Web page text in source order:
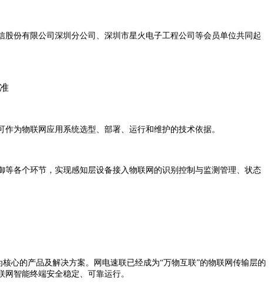
份有限公司深圳分公司、深圳市星火电子工程公司等会员单位共同起
为物联网应用系统选型、部署、运行和维护的技术依据。
各个环节，实现感知层设备接入物联网的识别控制与监测管理、状态
心的产品及解决方案。网电速联已经成为“万物互联”的物联网传输层的
智能终端安全稳定、可靠运行。